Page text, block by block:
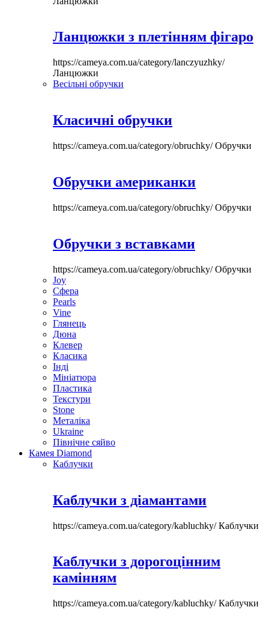
Ланцюжки з плетінням фігаро
https://cameya.com.ua/category/lanczyuzhky/
Ланцюжки
Весільні обручки
Класичні обручки
https://cameya.com.ua/category/obruchky/Обручки
Обручки американки
https://cameya.com.ua/category/obruchky/Обручки
Обручки з вставками
https://cameya.com.ua/category/obruchky/Обручки
Joy
Сфера
Pearls
Vine
Глянець
Дюна
Клевер
Класика
Інді
Мініатюра
Пластика
Текстури
Stone
Металіка
Ukraine
Північне сяйво
Камея Diamond
Каблучки
Каблучки з діамантами
https://cameya.com.ua/category/kabluchky/Каблучки
Каблучки з дорогоцінним
камінням
https://cameya.com.ua/category/kabluchky/Каблучки